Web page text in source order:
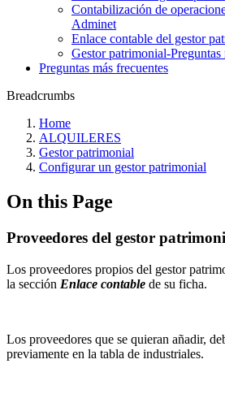
Contabilización de
Adminet
Enlace contable del gestor
Gestor patrimonial-Preguntas
Preguntas más frecuentes
Breadcrumbs
Home
ALQUILERES
Gestor patrimonial
Configurar un gestor patrimonial
On this Page
Proveedores del gestor
Los proveedores propios del gestor
la sección Enlace contable de su ficha.
Los proveedores que se quieran añadir,
previamente en la tabla de industriales.